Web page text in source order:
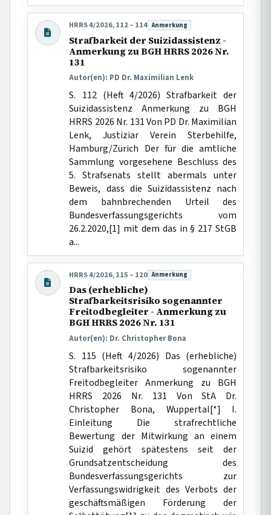
HRRS 4/2026, 112 – 114 Beitragsart:
Anmerkung
Strafbarkeit der Suizidassistenz -
Anmerkung zu BGH HRRS 2026 Nr.
131
Autor(en): PD Dr. Maximilian Lenk
S. 112 (Heft 4/2026) Strafbarkeit der
Suizidassistenz Anmerkung zu BGH
HRRS 2026 Nr. 131 Von PD Dr. Maximilian
Lenk, Justiziar Verein Sterbehilfe,
Hamburg/Zürich Der für die amtliche
Sammlung vorgesehene Beschluss des
5. Strafsenats stellt abermals unter
Beweis, dass die Suizidassistenz nach
dem bahnbrechenden Urteil des
Bundesverfassungsgerichts vom
26.2.2020,[1] mit dem das in § 217 StGB
a...
HRRS 4/2026, 115 – 120 Beitragsart:
Anmerkung
Das (erhebliche)
Strafbarkeitsrisiko sogenannter
Freitodbegleiter - Anmerkung zu
BGH HRRS 2026 Nr. 131
Autor(en): Dr. Christopher Bona
S. 115 (Heft 4/2026) Das (erhebliche)
Strafbarkeitsrisiko sogenannter
Freitodbegleiter Anmerkung zu BGH
HRRS 2026 Nr. 131 Von StA Dr.
Christopher Bona, Wuppertal[*] I.
Einleitung Die strafrechtliche
Bewertung der Mitwirkung an einem
Suizid gehört spätestens seit der
Grundsatzentscheidung des
Bundesverfassungsgerichts zur
Verfassungswidrigkeit des Verbots der
geschäftsmäßigen Förderung der